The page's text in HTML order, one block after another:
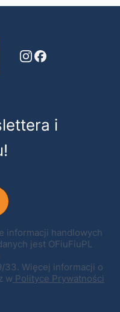
i
informacji handlowych
jest OFiuFiuPL
33. Więcej informacji o
w Polityce Prywatności